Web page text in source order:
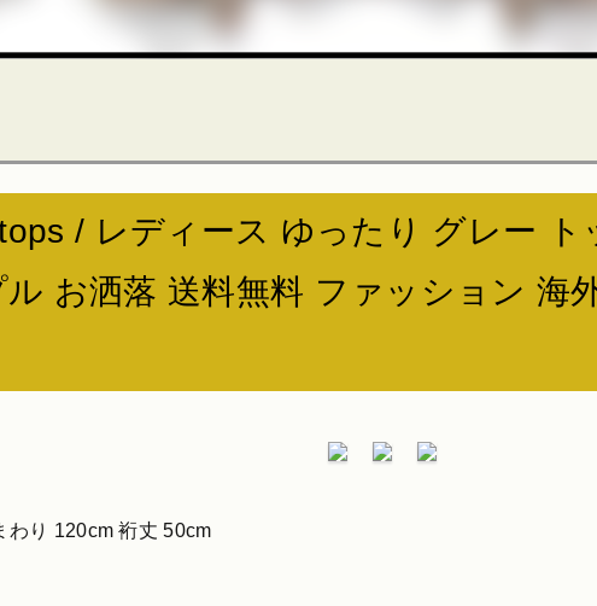
tops / レディース ゆったり グレー
お洒落 送料無料 ファッション 海
り 120cm 裄丈 50cm